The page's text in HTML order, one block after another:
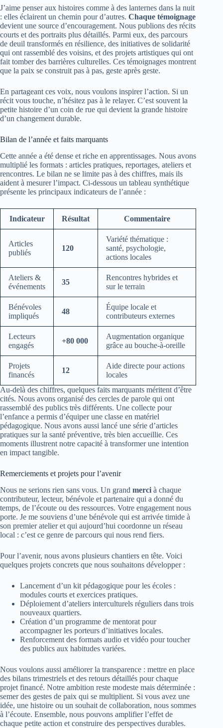
J’aime penser aux histoires comme à des lanternes dans la nuit
: elles éclairent un chemin pour d’autres. Chaque témoignage
devient une source d’encouragement. Nous publions des récits
courts et des portraits plus détaillés. Parmi eux, des parcours
de deuil transformés en résilience, des initiatives de solidarité
qui ont rassemblé des voisins, et des projets artistiques qui ont
fait tomber des barrières culturelles. Ces témoignages montrent
que la paix se construit pas à pas, geste après geste.
En partageant ces voix, nous voulons inspirer l’action. Si un
récit vous touche, n’hésitez pas à le relayer. C’est souvent la
petite histoire d’un coin de rue qui devient la grande histoire
d’un changement durable.
Bilan de l’année et faits marquants
Cette année a été dense et riche en apprentissages. Nous avons
multiplié les formats : articles pratiques, reportages, ateliers et
rencontres. Le bilan ne se limite pas à des chiffres, mais ils
aident à mesurer l’impact. Ci‑dessous un tableau synthétique
présente les principaux indicateurs de l’année :
Indicateur Résultat Commentaire
Articles
publiés
120
Variété thématique :
santé, psychologie,
actions locales
Ateliers &
événements
35
Rencontres hybrides et
sur le terrain
Bénévoles
impliqués
48
Équipe locale et
contributeurs externes
Lecteurs
engagés
+80 000
Augmentation organique
grâce au bouche‑à‑oreille
Projets
financés
12
Aide directe pour actions
locales
Au‑delà des chiffres, quelques faits marquants méritent d’être
cités. Nous avons organisé des cercles de parole qui ont
rassemblé des publics très différents. Une collecte pour
l’enfance a permis d’équiper une classe en matériel
pédagogique. Nous avons aussi lancé une série d’articles
pratiques sur la santé préventive, très bien accueillie. Ces
moments illustrent notre capacité à transformer une intention
en impact tangible.
Remerciements et projets pour l’avenir
Nous ne serions rien sans vous. Un grand merci à chaque
contributeur, lecteur, bénévole et partenaire qui a donné du
temps, de l’écoute ou des ressources. Votre engagement nous
porte. Je me souviens d’une bénévole qui est arrivée timide à
son premier atelier et qui aujourd’hui coordonne un réseau
local : c’est ce genre de parcours qui nous rend fiers.
Pour l’avenir, nous avons plusieurs chantiers en tête. Voici
quelques projets concrets que nous souhaitons développer :
Lancement d’un kit pédagogique pour les écoles :
modules courts et exercices pratiques.
Déploiement d’ateliers interculturels réguliers dans trois
nouveaux quartiers.
Création d’un programme de mentorat pour
accompagner les porteurs d’initiatives locales.
Renforcement des formats audio et vidéo pour toucher
des publics aux habitudes variées.
Nous voulons aussi améliorer la transparence : mettre en place
des bilans trimestriels et des retours détaillés pour chaque
projet financé. Notre ambition reste modeste mais déterminée :
semer des gestes de paix qui se multiplient. Si vous avez une
idée, une histoire ou un souhait de collaboration, nous sommes
à l’écoute. Ensemble, nous pouvons amplifier l’effet de
chaque petite action et construire des perspectives durables.